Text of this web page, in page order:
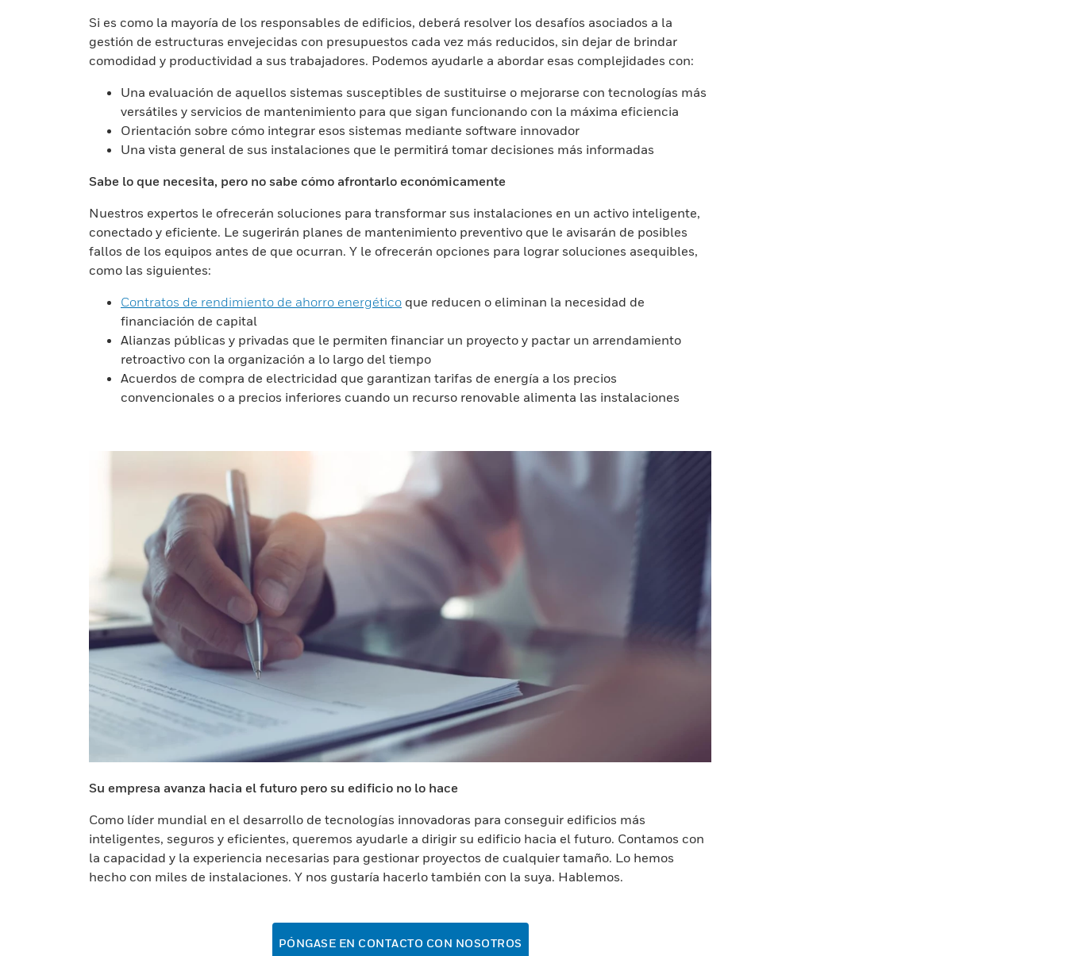
Si es como la mayoría de los responsables de edificios, deberá resolver los desafíos asociados a la
gestión de estructuras envejecidas con presupuestos cada vez más reducidos, sin dejar de brindar
comodidad y productividad a sus trabajadores. Podemos ayudarle a abordar esas complejidades con:
Una evaluación de aquellos sistemas susceptibles de sustituirse o mejorarse con tecnologías más
versátiles y servicios de mantenimiento para que sigan funcionando con la máxima eficiencia
Orientación sobre cómo integrar esos sistemas mediante software innovador
Una vista general de sus instalaciones que le permitirá tomar decisiones más informadas
Sabe lo que necesita, pero no sabe cómo afrontarlo económicamente
Nuestros expertos le ofrecerán soluciones para transformar sus instalaciones en un activo inteligente,
conectado y eficiente. Le sugerirán planes de mantenimiento preventivo que le avisarán de posibles
fallos de los equipos antes de que ocurran. Y le ofrecerán opciones para lograr soluciones asequibles,
como las siguientes:
Contratos de rendimiento de ahorro energético que reducen o eliminan la necesidad de
financiación de capital
Alianzas públicas y privadas que le permiten financiar un proyecto y pactar un arrendamiento
retroactivo con la organización a lo largo del tiempo
Acuerdos de compra de electricidad que garantizan tarifas de energía a los precios
convencionales o a precios inferiores cuando un recurso renovable alimenta las instalaciones
Su empresa avanza hacia el futuro pero su edificio no lo hace
Como líder mundial en el desarrollo de tecnologías innovadoras para conseguir edificios más
inteligentes, seguros y eficientes, queremos ayudarle a dirigir su edificio hacia el futuro. Contamos con
la capacidad y la experiencia necesarias para gestionar proyectos de cualquier tamaño. Lo hemos
hecho con miles de instalaciones. Y nos gustaría hacerlo también con la suya. Hablemos.
PÓNGASE EN CONTACTO CON NOSOTROS